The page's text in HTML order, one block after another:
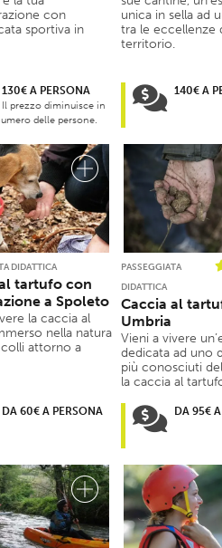
con
sportiva in
130€ A PERSONA
Il prezzo diminuisce in
delle persone.
unica in sella ad
tra le eccellenze
territorio.
140€ A
DIDATTICA
tartufo con
a Spoleto
la caccia al
nella natura
attorno a
DA 60€ A PERSONA
PASSEGGIATA
DIDATTICA
Caccia al
Umbria
Vieni a vivere
dedicata ad uno
più conosciuti
la caccia al
DA 95€